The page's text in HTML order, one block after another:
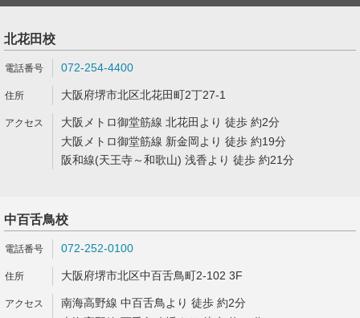
北花田校
072-254-4400
大阪府堺市北区北花田町2丁27-1
大阪メトロ御堂筋線 北花田より 徒歩 約2分
大阪メトロ御堂筋線 新金岡より 徒歩 約19分
阪和線(天王寺～和歌山) 浅香より 徒歩 約21分
中百舌鳥校
072-252-0100
大阪府堺市北区中百舌鳥町2-102 3F
南海高野線 中百舌鳥より 徒歩 約2分